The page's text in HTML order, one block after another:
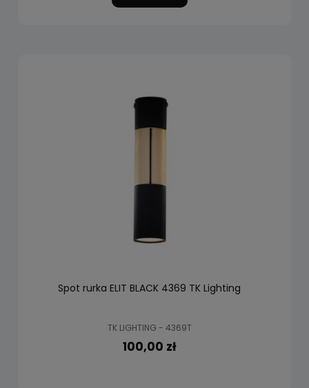
Spot rurka ELIT BLACK 4369 TK Lighting
TK LIGHTING - 4369T
100,00 zł